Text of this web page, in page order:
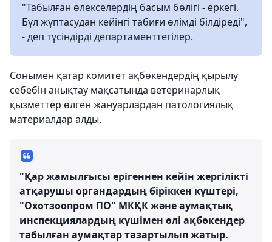
"Табылған өлекселердің басым бөлігі - еркегі.
Бұл жұптасудан кейінгі табиғи өлімді білдіреді",
- деп түсіндірді департаменттегілер.
Сонымен қатар комитет ақбөкендердің қырылу
себебін анықтау мақсатында ветеринарлық
қызметтер өлген жануарлардан патологиялық
материалдар алды.
"Қар жамылғысы ерігеннен кейін жергілікті
атқарушы органдардың біріккен күштері,
"Охотзоопром ПО" МКҚК және аумақтық
инспекциялардың күшімен өлі ақбөкендер
табылған аумақтар тазартылып жатыр.